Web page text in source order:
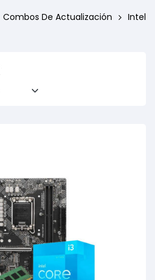
Combos De Actualización
Intel